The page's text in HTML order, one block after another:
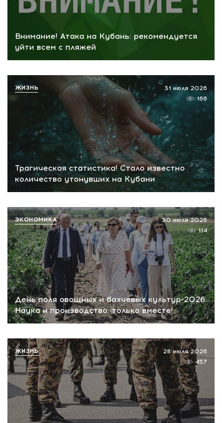
Внимание! Атака на Кубань: рекомендуется
уйти всем с пляжей
Трагическая статистика! Стало известно
количество утонувших на Кубани
31 июля 2026
166
ЖИЗНЬ
День поля овощных и бахчевых культур-2026.
Наука и производство: только вместе!
30 июля 2026
114
ЭКОНОМИКА
28 июля 2026
457
ЖИЗНЬ